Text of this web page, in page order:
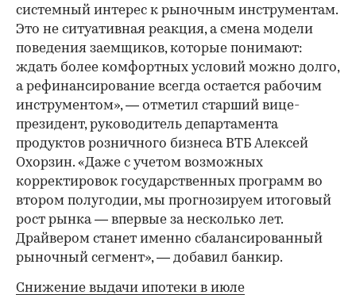
системный интерес к рыночным инструментам.
Это не ситуативная реакция, а смена модели
поведения заемщиков, которые понимают:
ждать более комфортных условий можно долго,
а рефинансирование всегда остается рабочим
инструментом», — отметил старший вице-
президент, руководитель департамента
продуктов розничного бизнеса ВТБ Алексей
Охорзин. «Даже с учетом возможных
корректировок государственных программ во
втором полугодии, мы прогнозируем итоговый
рост рынка — впервые за несколько лет.
Драйвером станет именно сбалансированный
рыночный сегмент», — добавил банкир.
Снижение выдачи ипотеки в июле